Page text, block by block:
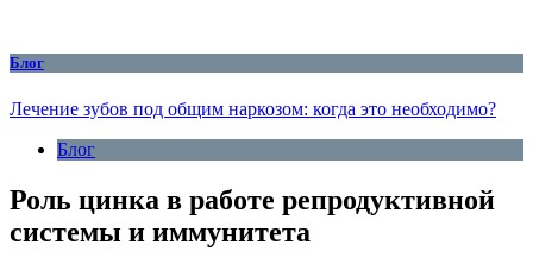
Блог
Лечение зубов под общим наркозом: когда это необходимо?
Блог
Роль цинка в работе репродуктивной
системы и иммунитета